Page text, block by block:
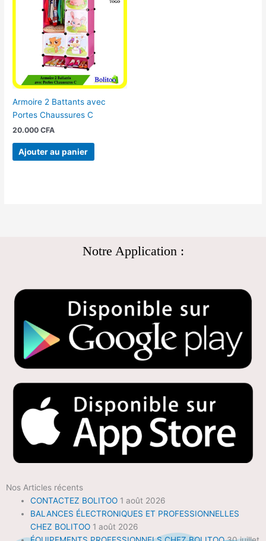
Armoire 2 Battants avec
Portes Chaussures C
20.000CFA
Ajouter au panier
Notre Application :
Nos Articles récents
CONTACTEZ BOLITOO 1 août 2026
BALANCES ÉLECTRONIQUES ET PROFESSIONNELLES
CHEZ BOLITOO 1 août 2026